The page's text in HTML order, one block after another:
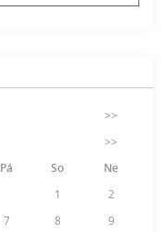
>>
>>
Pá So
Ne
1
2
7 8
9